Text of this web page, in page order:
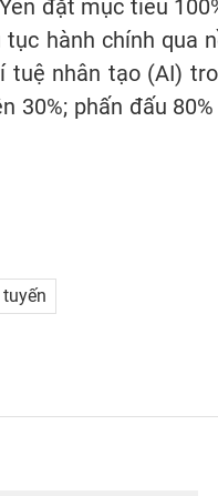
đặt mục tiêu
hành chính qua
tuệ nhân tạo (AI)
30%; phấn đấu